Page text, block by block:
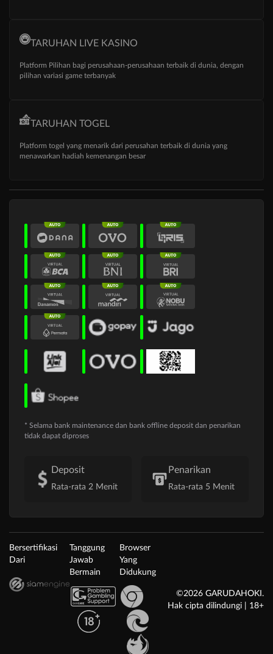
TARUHAN LIVE KASINO
Platform Pilihan bagi perusahaan-perusahaan terbaik di dunia, dengan
pilihan variasi game terbanyak
TARUHAN TOGEL
Platform togel yang menarik dari perusahan terbaik di dunia yang
menawarkan hadiah kemenangan besar
* Selama bank maintenance dan bank offline deposit dan penarikan
tidak dapat diproses
Deposit
Rata-rata 2 Menit
Penarikan
Rata-rata 5 Menit
Bersertifikasi
Dari
Tanggung
Jawab
Bermain
Browser
Yang
Didukung
©2026 GARUDAHOKI.
Hak cipta dilindungi | 18+